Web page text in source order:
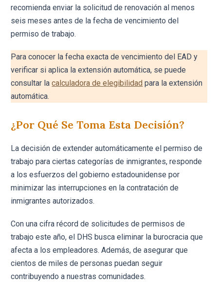
recomienda enviar la solicitud de renovación al menos
seis meses antes de la fecha de vencimiento del
permiso de trabajo.
Para conocer la fecha exacta de vencimiento del EAD y
verificar si aplica la extensión automática, se puede
consultar lacalculadora de elegibilidad para la extensión
automática.
¿Por Qué Se Toma Esta Decisión?
La decisión de extender automáticamente el permiso de
trabajo para ciertas categorías de inmigrantes, responde
a los esfuerzos del gobierno estadounidense por
minimizar las interrupciones en la contratación de
inmigrantes autorizados.
Con una cifra récord de solicitudes de permisos de
trabajo este año, el DHS busca eliminar la burocracia que
afecta a los empleadores. Además, de asegurar que
cientos de miles de personas puedan seguir
contribuyendo a nuestras comunidades.